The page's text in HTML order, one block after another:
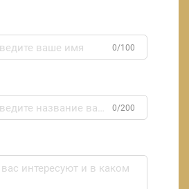
0/100
0/200